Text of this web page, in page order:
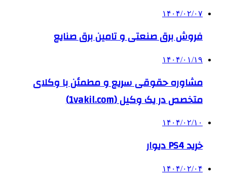
۱۴۰۴/۰۲/۰۷
فروش برق صنعتی و تامین برق صنایع
۱۴۰۴/۰۱/۱۹
مشاوره حقوقی سریع و مطمئن با وکلای
متخصص در یک وکیل (1vakil.com)
۱۴۰۴/۰۲/۱۰
خرید PS4 دیوار
۱۴۰۴/۰۲/۰۴